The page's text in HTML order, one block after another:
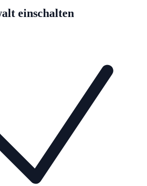
einschalten